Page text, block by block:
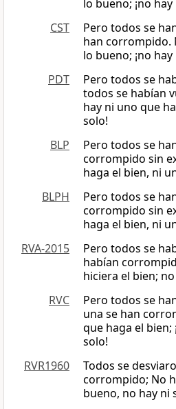
lo bueno; ¡no
CST
Pero todos se
han corrompido.
lo bueno; ¡no
PDT
Pero todos se
todos se habían
hay ni uno que
solo!
BLP
Pero todos se
corrompido sin
haga el bien, ni
BLPH
Pero todos se
corrompido sin
haga el bien, ni
RVA-2015
Pero todos se
habían
hiciera el bien;
RVC
Pero todos se
una se han
que haga el bien;
solo!
RVR1960
Todos se
corrompido; No
bueno, no hay ni